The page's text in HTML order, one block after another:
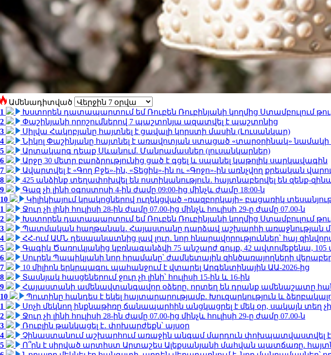
Ամենադիտված
1
Խստորեն դատապարտում եմ Ռուբեն Ռուբինյանի կողմից Ստամբուլում
2
Փաշինյանի որոշումներով 7 պաշտոնյա ազատվել է պաշտոնից
3
Սիլվա Հակոբյանը հայտնել է ցավալի կորստի մասին (Լուսանկար)
4
Նիկոլ Փաշինյանը հայտնել է առավոտյան ստացած «տարօրինակ» նամակի
5
Արտակարգ դեպք Սևանում. Մանրամասներ (լուսանկարներ)
6
Արջը 30 մետր բարձրությունից ցած է գցել և սպանել կաթոլիկ սարկավագին
7
Ավարտվել է «Գող Բջե»-ին, «Տեցիկ»-ին ու «Գոջո»-ին առնչվող քրեական
8
425 անձինք տեղափոխվել են ոստիկանություն․ հայտնաբերվել են զենք-
9
Գազ չի լինի օգոստոսի 4-ին ժամը 09:00-ից մինչև ժամը 18:00-ն
10
Կիլիկիայում կրակոցներով ուղեկցված «ռազբորկայի» բացառիկ
1
Ջուր չի լինի հուլիսի 28-ին ժամը 07.00-ից մինչև հուլիսի 29-ը ժամը 07.00-ն
2
Խստորեն դատապարտում եմ Ռուբեն Ռուբինյանի կողմից Ստամբուլում
3
Պատմական հաղթանակ․ Հայաստանը դարձավ աշխարհի առաջնության
4
ՀՀ-ում ԱՄՆ դեսպանատնից լավ լուր․ նոր հնարավորություններ՝ հայ
5
Գագիկ Ծառուկյանից կբռնագանձվի 75 անշարժ գույք, 42 ավտոմեքենա, 105
6
Սուրեն Պապիկյանի նոր հրամանը՝ ժամկետային զինծառայողների
7
10 միլիոն երկրպագու պահանջում է վտարել Արգենտինային ԱԱ-2026-ից
8
Տասնյակ հասցեներում ջուր չի լինի՝ հուլիսի 15-ին և 16-ին
9
Հայաստանի ամենավտանգավոր օձերը. որտեղ են դրանք ամենաշատը
10
Պուտինը հանդես է եկել հայտարարությամբ. Խուզարկություն և
1
Սոչի մեկնող ինքնաթիռը ճանապարհին անցկացրել է մեկ օր, սակայն տեղ
2
Ջուր չի լինի հուլիսի 28-ին ժամը 07.00-ից մինչև հուլիսի 29-ը ժամը 07.00-ն
3
Ռուբլին թանկացել է․ փոխարժեքն՝ այսօր
4
Չինաստանում աշխարհում առաջին անգամ մարդուն փոխպատվաստվել է
5
Ո՞րն է սիրված արտիստ Արտաշես Ալեքսանյանի մահվան պատճառը.